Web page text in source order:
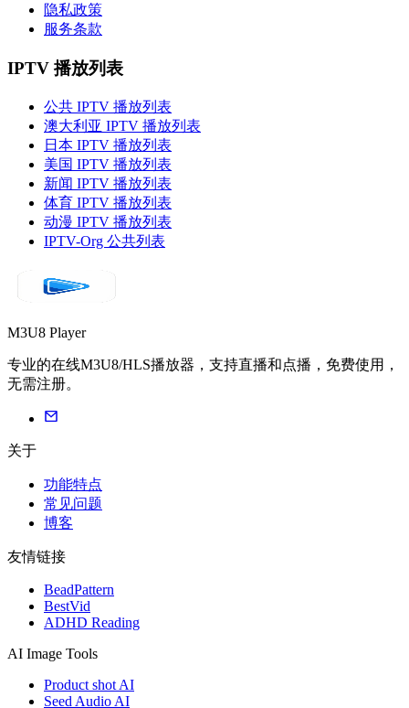
隐私政策
服务条款
IPTV 播放列表
公共 IPTV 播放列表
澳大利亚 IPTV 播放列表
日本 IPTV 播放列表
美国 IPTV 播放列表
新闻 IPTV 播放列表
体育 IPTV 播放列表
动漫 IPTV 播放列表
IPTV-Org 公共列表
M3U8 Player
专业的在线M3U8/HLS播放器，支持直播和点播，免费使用，
无需注册。
关于
功能特点
常见问题
博客
友情链接
BeadPattern
BestVid
ADHD Reading
AI Image Tools
Product shot AI
Seed Audio AI